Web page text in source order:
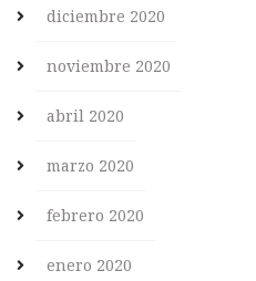
diciembre 2020
noviembre 2020
abril 2020
marzo 2020
febrero 2020
enero 2020